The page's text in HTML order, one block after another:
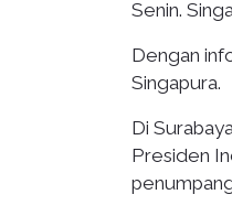
Senin.
Dengan
Singapura.
Di
Presiden